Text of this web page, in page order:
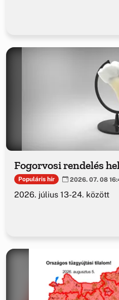
Fogorvosi rendelés
Populáris hír 2026. 07. 08
2026. július 13-24. között